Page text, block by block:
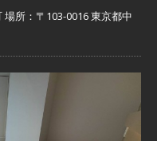
所：〒103-0016 東京都中